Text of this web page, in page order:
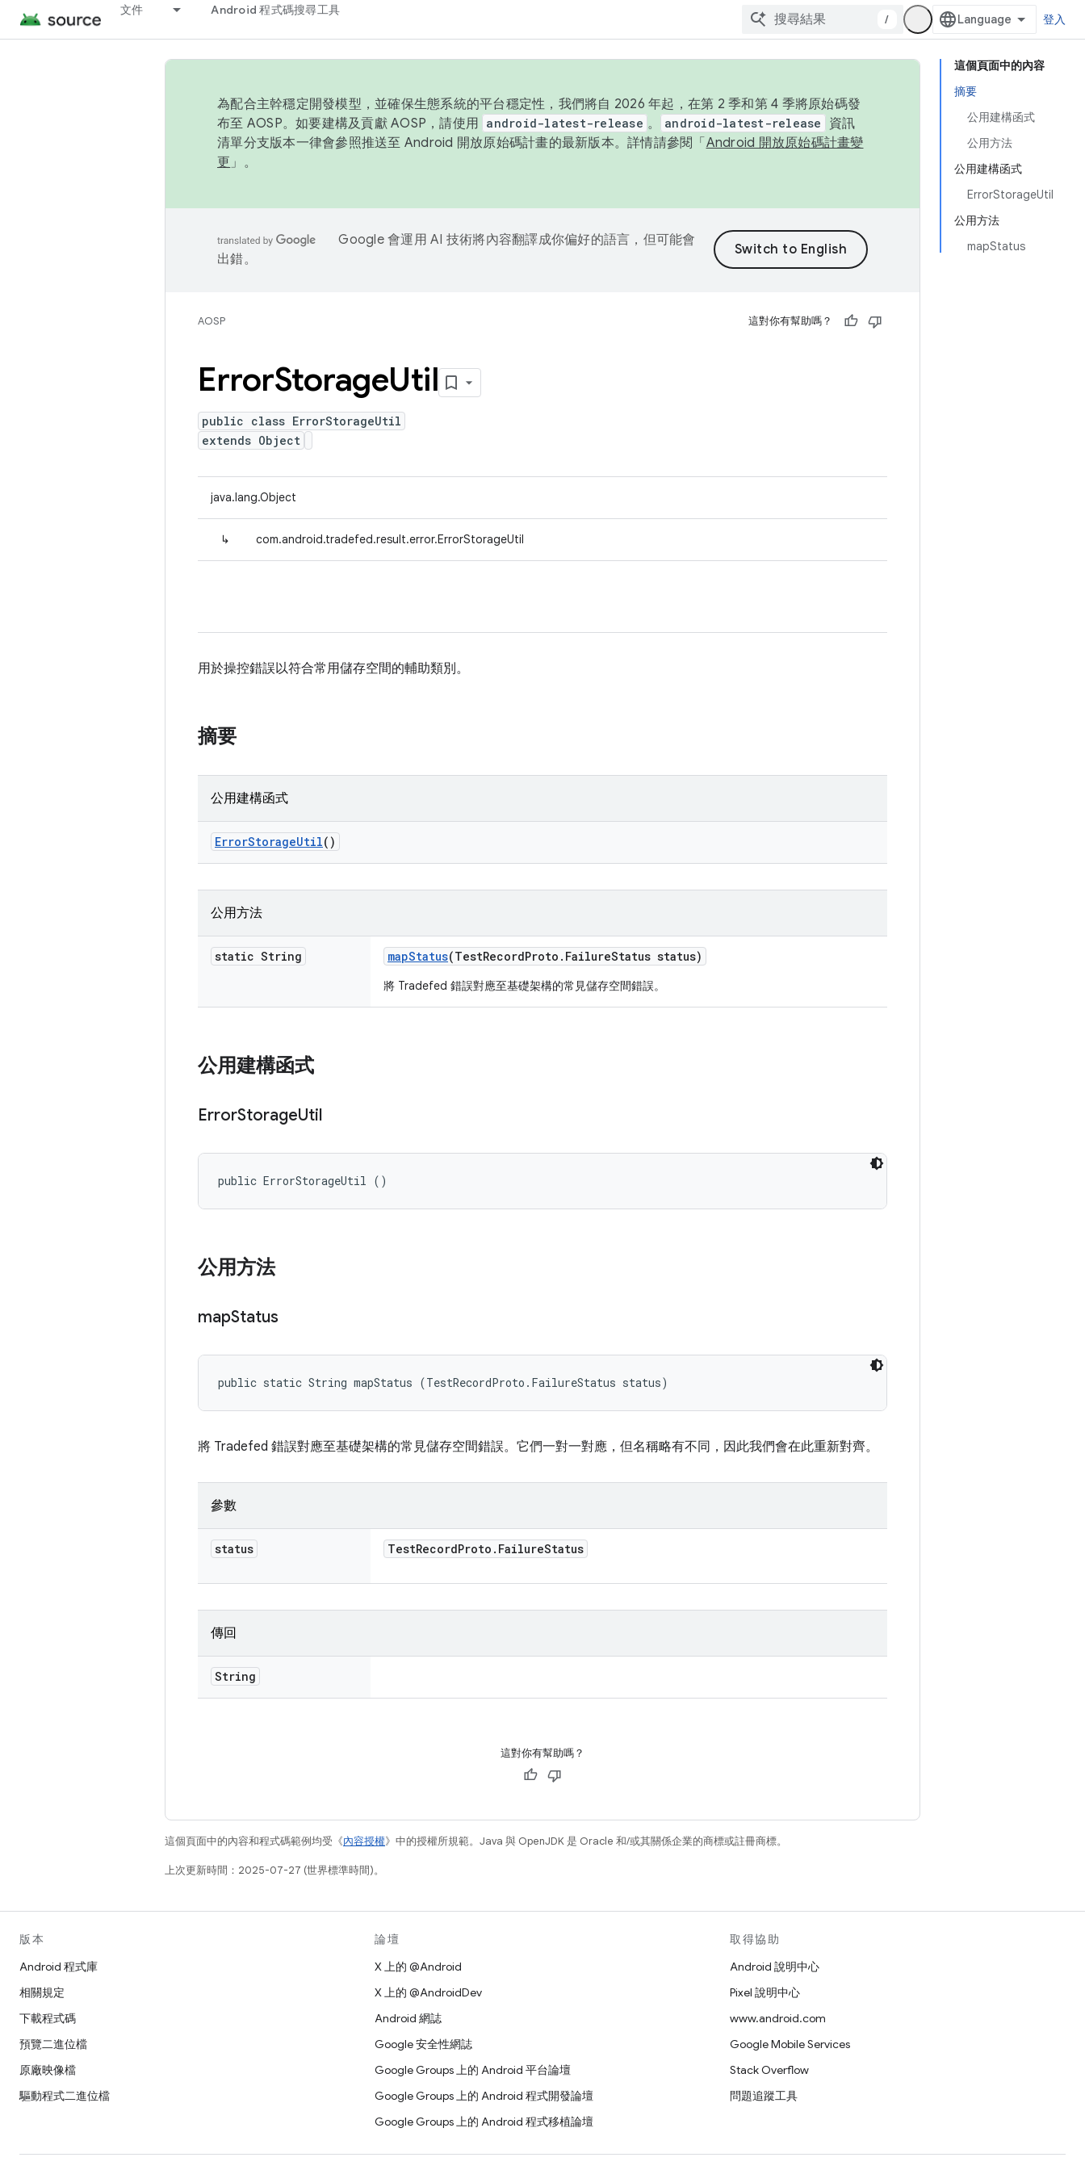
文件 Android 程式碼搜尋工具
/ 登入
這個頁面中的內容
摘要
公用建構函式
公用方法
公用建構函式
ErrorStorageUtil
公用方法
mapStatus
為配合主幹穩定開發模型，並確保生態系統的平台穩定性，我們將自 2026 年起，在第 2 季和第 4 季將原始碼發
布至 AOSP。如要建構及貢獻 AOSP，請使用 android-latest-release 。 android-latest-release
資訊
清單分支版本一律會參照推送至 Android 開放原始碼計畫的最新版本。詳情請參閱「 Android 開放原始碼計畫變
更 」。
Google 會運用 AI 技術將內容翻譯成你偏好的語言，但可能會
出錯。
AOSP 這對你有幫助嗎？
ErrorStorageUtil
public class ErrorStorageUtil
extends Object
java.lang.Object
↳ com.android.tradefed.result.error.ErrorStorageUtil
用於操控錯誤以符合常用儲存空間的輔助類別。
摘要
公用建構函式
ErrorStorageUtil()
公用方法
static String mapStatus(TestRecordProto . FailureStatus status)
將 Tradefed 錯誤對應至基礎架構的常見儲存空間錯誤。
公用建構函式
ErrorStorageUtil
public ErrorStorageUtil ()
公用方法
mapStatus
public static String mapStatus (TestRecordProto.FailureStatus status)
將 Tradefed 錯誤對應至基礎架構的常見儲存空間錯誤。它們一對一對應，但名稱略有不同，因此我們會在此重新對齊。
參數
status TestRecordProto . FailureStatus
傳回
String
這對你有幫助嗎？
這個頁面中的內容和程式碼範例均受《內容授權》中的授權所規範。Java 與 OpenJDK 是 Oracle 和/或其關係企業的商標或註冊商標。
上次更新時間：2025-07-27 (世界標準時間)。
版本
Android 程式庫
相關規定
下載程式碼
預覽二進位檔
原廠映像檔
驅動程式二進位檔
論壇
X 上的 @Android
X 上的 @AndroidDev
Android 網誌
Google 安全性網誌
Google Groups 上的 Android 平台論壇
Google Groups 上的 Android 程式開發論壇
Google Groups 上的 Android 程式移植論壇
取得協助
Android 說明中心
Pixel 說明中心
www.android.com
Google Mobile Services
Stack Overflow
問題追蹤工具